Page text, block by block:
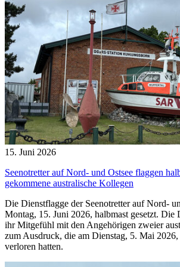
15. Juni 2026
Seenotretter auf Nord- und Ostsee flaggen
gekommene australische Kollegen
Die Dienstflagge der Seenotretter auf Nord-
Montag, 15. Juni 2026, halbmast gesetzt. Die
ihr Mitgefühl mit den Angehörigen zweier
zum Ausdruck, die am Dienstag, 5. Mai
verloren hatten.